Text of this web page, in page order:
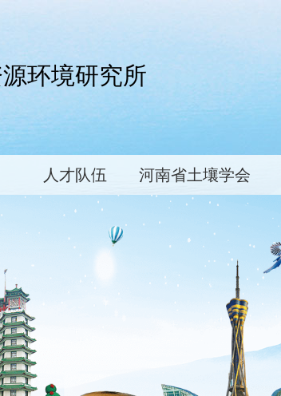
环境研究所
人才队伍 河南省土壤学会